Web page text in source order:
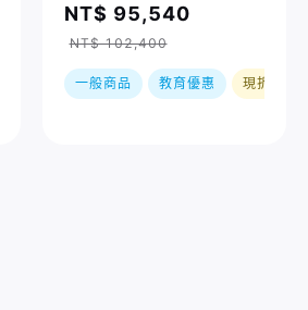
GPU/24GB/2TB) / 兩色｜
預購，到貨後依訂單順序出
NT$ 95,540
NT$ 102,400
一般商品 教育優惠 現折